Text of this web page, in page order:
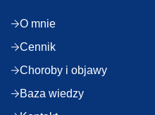
O mnie
Cennik
Choroby i objawy
Baza wiedzy